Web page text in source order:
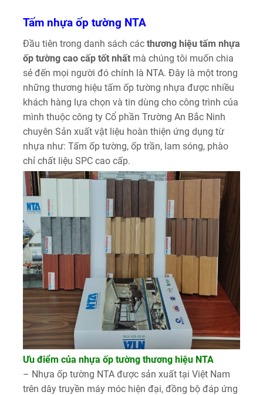
Tấm nhựa ốp tường NTA
Đầu tiên trong danh sách các thương hiệu tấm nhựa
ốp tường cao cấp tốt nhất mà chúng tôi muốn chia
sẻ đến mọi người đó chính là NTA. Đây là một trong
những thương hiệu tấm ốp tường nhựa được nhiều
khách hàng lựa chọn và tin dùng cho công trình của
mình thuộc công ty Cổ phần Trường An Bắc Ninh
chuyên Sản xuất vật liệu hoàn thiện ứng dụng từ
nhựa như: Tấm ốp tường, ốp trần, lam sóng, phào
chỉ chất liệu SPC cao cấp.
Ưu điểm của nhựa ốp tường thương hiệu NTA
– Nhựa ốp tường NTA được sản xuất tại Việt Nam
trên dây truyền máy móc hiện đại, đồng bộ đáp ứng